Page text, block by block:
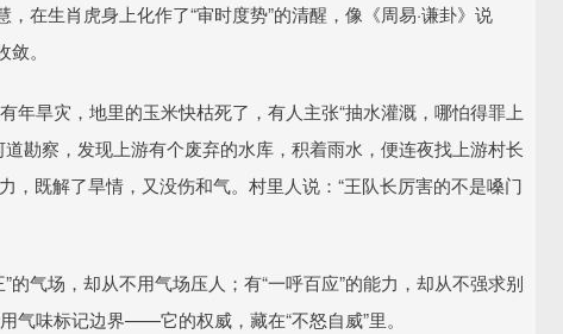
在生肖虎身上化作了“审时度势”的清醒，像《周易·谦卦》说
。
旱灾，地里的玉米快枯死了，有人主张“抽水灌溉，哪怕得罪上
勘察，发现上游有个废弃的水库，积着雨水，便连夜找上游村长
，既解了旱情，又没伤和气。村里人说：“王队长厉害的不是嗓门
气场，却从不用气场压人；有“一呼百应”的能力，却从不强求别
气味标记边界——它的权威，藏在“不怒自威”里。